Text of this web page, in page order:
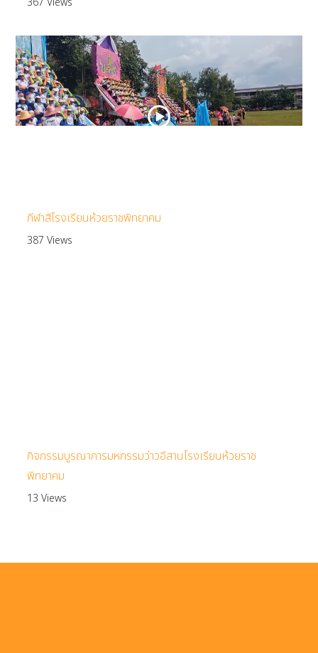
กีฬาสีโรงเรียนห้วยราชพิทยาคม
387 Views
กิจกรรมบูรณาการมหกรรมว่าวอีสานโรงเรียนห้วยราช
พิทยาคม
13 Views